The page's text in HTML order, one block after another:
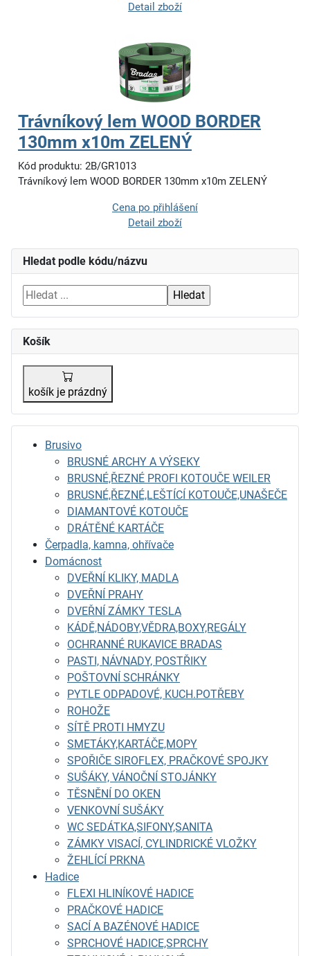
Hledat podle kódu/názvu
Košík
košík je prázdný
Brusivo
BRUSNÉ ARCHY A VÝSEKY
BRUSNÉ,ŘEZNÉ PROFI KOTOUČE WEILER
BRUSNÉ,ŘEZNÉ,LEŠTÍCÍ KOTOUČE,UNAŠEČE
DIAMANTOVÉ KOTOUČE
DRÁTĚNÉ KARTÁČE
Čerpadla, kamna, ohřívače
Domácnost
DVEŘNÍ KLIKY, MADLA
DVEŘNÍ PRAHY
DVEŘNÍ ZÁMKY TESLA
KÁDĚ,NÁDOBY,VĚDRA,BOXY,REGÁLY
OCHRANNÉ RUKAVICE BRADAS
PASTI, NÁVNADY, POSTŘIKY
POŠTOVNÍ SCHRÁNKY
PYTLE ODPADOVÉ, KUCH.POTŘEBY
ROHOŽE
SÍTĚ PROTI HMYZU
SMETÁKY,KARTÁČE,MOPY
SPOŘIČE SIROFLEX, PRAČKOVÉ SPOJKY
SUŠÁKY, VÁNOČNÍ STOJÁNKY
TĚSNĚNÍ DO OKEN
VENKOVNÍ SUŠÁKY
WC SEDÁTKA,SIFONY,SANITA
ZÁMKY VISACÍ, CYLINDRICKÉ VLOŽKY
ŽEHLÍCÍ PRKNA
Hadice
FLEXI HLINÍKOVÉ HADICE
PRAČKOVÉ HADICE
SACÍ A BAZÉNOVÉ HADICE
SPRCHOVÉ HADICE,SPRCHY
Detail zboží
Trávníkový lem WOOD BORDER
130mm x10m ZELENÝ
Kód produktu: 2B/GR1013
Trávníkový lem WOOD BORDER 130mm x10m ZELENÝ
Cena po přihlášení
Detail zboží